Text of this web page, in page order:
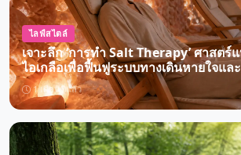
ไลฟ์สไตล์
เจาะลึก ‘การทำ Salt Therapy’ ศาสตร์
ไอเกลือเพื่อฟื้นฟูระบบทางเดินหายใจแล
1 เดือนที่แล้ว